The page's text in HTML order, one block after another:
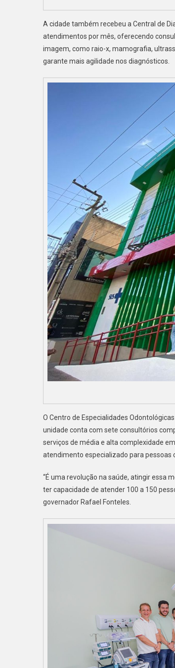
A cidade também recebeu a Central de
atendimentos por mês, oferecendo
imagem, como raio-x, mamografia,
garante mais agilidade nos diagnósticos.
O Centro de Especialidades
unidade conta com sete consultórios
serviços de média e alta complexidade
atendimento especializado para pessoas
“É uma revolução na saúde, atingir essa
ter capacidade de atender 100 a 150
governador Rafael Fonteles.